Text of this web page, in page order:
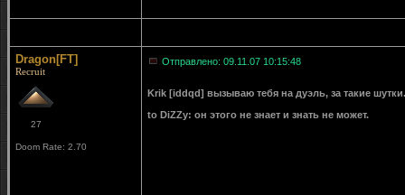
Dragon[FT]
Recruit
27
Doom Rate: 2.70
Отправлено: 09.11.07 10:15:48
Krik [iddqd] вызываю тебя на дуэль, за такие
to DiZZy: он этого не знает и знать не может.